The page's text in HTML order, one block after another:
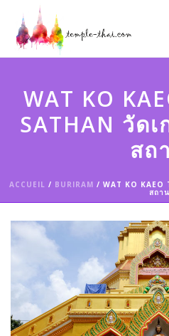
WAT KO
SATHAN วัด
สถ
ACCUEIL / BURIRAM / WAT KO KAEO
สถาน